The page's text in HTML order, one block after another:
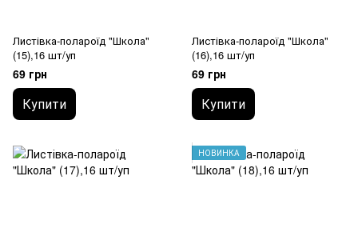
Листівка-полароїд "Школа"
(15),16 шт/уп
69 грн
Купити
Листівка-полароїд "Школа"
(16),16 шт/уп
69 грн
Купити
НОВИНКА